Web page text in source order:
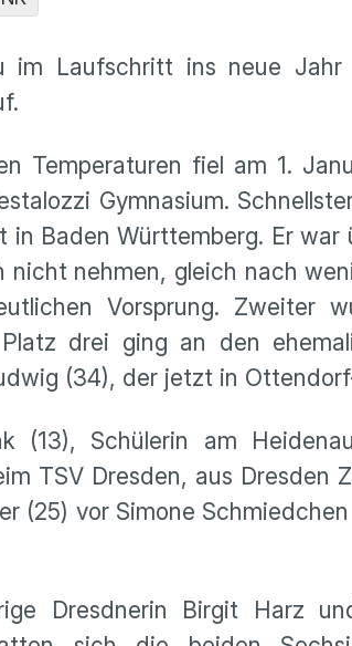
im Laufschritt ins neue
Temperaturen fiel am 1.
Gymnasium.
in Baden Württemberg. Er war
nicht nehmen, gleich nach
Vorsprung. Zweiter
drei ging an den
(34), der jetzt in
Schülerin am
TSV Dresden, aus Dresden
(25) vor Simone
Dresdnerin Birgit Harz